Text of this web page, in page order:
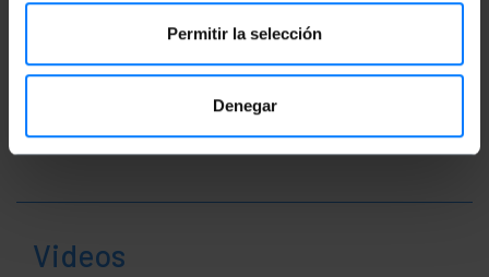
Permitir la selección
Denegar
Videos